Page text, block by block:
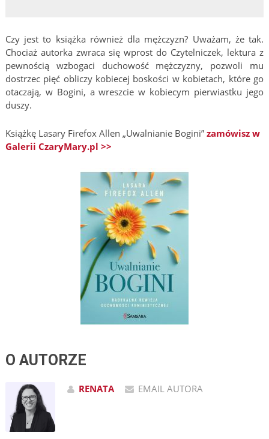
Czy jest to książka również dla mężczyzn? Uważam, że tak.
Chociaż autorka zwraca się wprost do Czytelniczek, lektura z
pewnością wzbogaci duchowość mężczyzny, pozwoli mu
dostrzec pięć obliczy kobiecej boskości w kobietach, które go
otaczają, w Bogini, a wreszcie w kobiecym pierwiastku jego
duszy.
Książkę Lasary Firefox Allen „Uwalnianie Bogini” zamówisz w
Galerii CzaryMary.pl >>
O AUTORZE
RENATA EMAIL AUTORA